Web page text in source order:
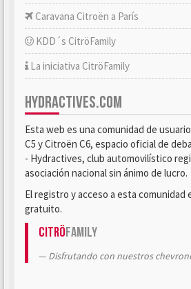
Caravana Citroën a París
KDD´s CitröFamily
La iniciativa CitröFamily
HYDRACTIVES.COM
Esta web es una comunidad de
C5 y Citroën C6, espacio oficial de
- Hydractives, club automovilístico
asociación nacional sin ánimo de lucro.
El registro y acceso a esta
gratuito.
CitröFamily
Disfrutando con nuestros